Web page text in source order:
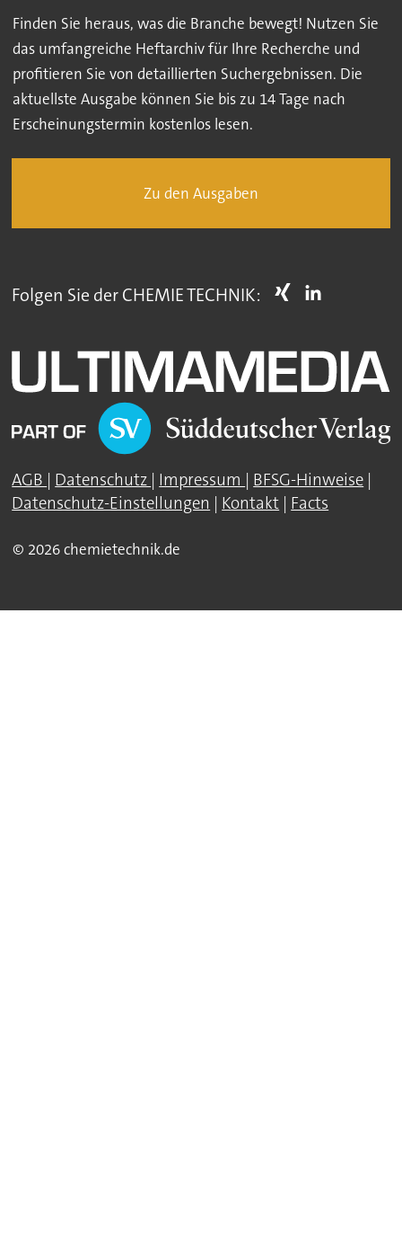
Finden Sie heraus, was die Branche bewegt! Nutzen Sie
das umfangreiche Heftarchiv für Ihre Recherche und
profitieren Sie von detaillierten Suchergebnissen. Die
aktuellste Ausgabe können Sie bis zu 14 Tage nach
Erscheinungstermin kostenlos lesen.
Zu den Ausgaben
Folgen Sie der CHEMIE TECHNIK:
AGB | Datenschutz | Impressum | BFSG-Hinweise |
Datenschutz-Einstellungen | Kontakt | Facts
© 2026 chemietechnik.de